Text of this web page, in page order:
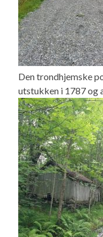
Den trondhjemske
utstukken i 1787 og